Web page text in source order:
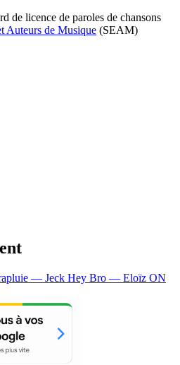
de licence de paroles de chansons
Auteurs de Musique (SEAM)
— Jeck Hey Bro — Eloïz ON